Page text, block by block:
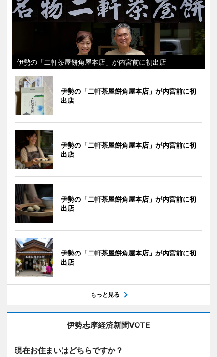
伊勢の「二軒茶屋餅角屋本店」が内宮前に初出店
伊勢の「二軒茶屋餅角屋本店」が内宮前に初
出店
伊勢の「二軒茶屋餅角屋本店」が内宮前に初
出店
伊勢の「二軒茶屋餅角屋本店」が内宮前に初
出店
伊勢の「二軒茶屋餅角屋本店」が内宮前に初
出店
もっと見る
伊勢志摩経済新聞VOTE
現在お住まいはどちらですか？